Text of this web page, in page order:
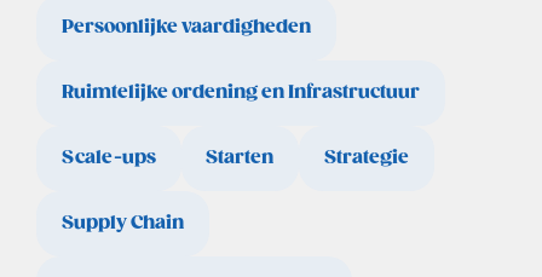
Persoonlijke vaardigheden
Ruimtelijke ordening en Infrastructuur
Scale-ups Starten Strategie
Supply Chain